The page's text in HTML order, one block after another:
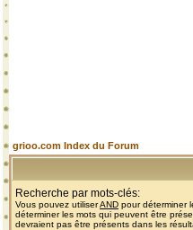
grioo.com Index du Forum
Recherche par mots-clés:
Vous pouvez utiliserAND pour déterminer
déterminer les mots qui peuvent être
devraient pas être présents dans les